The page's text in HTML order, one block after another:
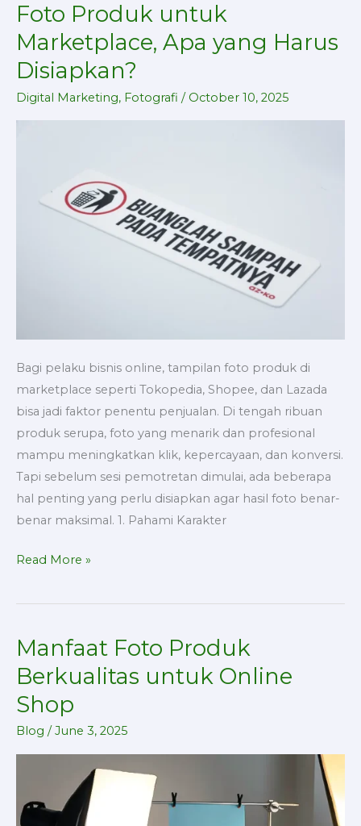
Foto Produk untuk
Marketplace, Apa yang Harus
Disiapkan?
Digital Marketing, Fotografi / October 10, 2025
Bagi pelaku bisnis online, tampilan foto produk di
marketplace seperti Tokopedia, Shopee, dan Lazada
bisa jadi faktor penentu penjualan. Di tengah ribuan
produk serupa, foto yang menarik dan profesional
mampu meningkatkan klik, kepercayaan, dan konversi.
Tapi sebelum sesi pemotretan dimulai, ada beberapa
hal penting yang perlu disiapkan agar hasil foto benar-
benar maksimal. 1. Pahami Karakter
Foto
Produk
untuk
Marketplace,
Apa
yang
Read More »
Manfaat Foto Produk
Berkualitas untuk Online
Shop
Blog / June 3, 2025
Manfaat
Foto
Produk
Berkualitas
untuk
Online